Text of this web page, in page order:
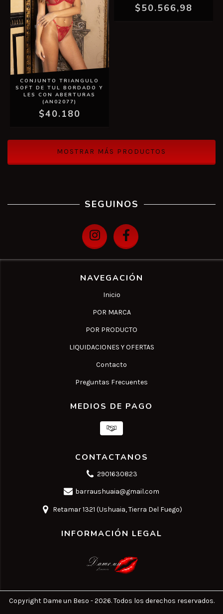
CONJUNTO TRIANGULO
SOFT DE TUL BORDADO Y
LES CON ABERTURAS
(AN02077)
$40.180
$50.566,98
MOSTRAR MÁS PRODUCTOS
SEGUINOS
NAVEGACIÓN
Inicio
POR MARCA
POR PRODUCTO
LIQUIDACIONES Y OFERTAS
Contacto
Preguntas Frecuentes
MEDIOS DE PAGO
CONTACTANOS
2901630823
barraushuaia@gmail.com
Retamar 1321 (Ushuaia, Tierra Del Fuego)
INFORMACIÓN LEGAL
Copyright Dame un Beso - 2026. Todos los derechos reservados.